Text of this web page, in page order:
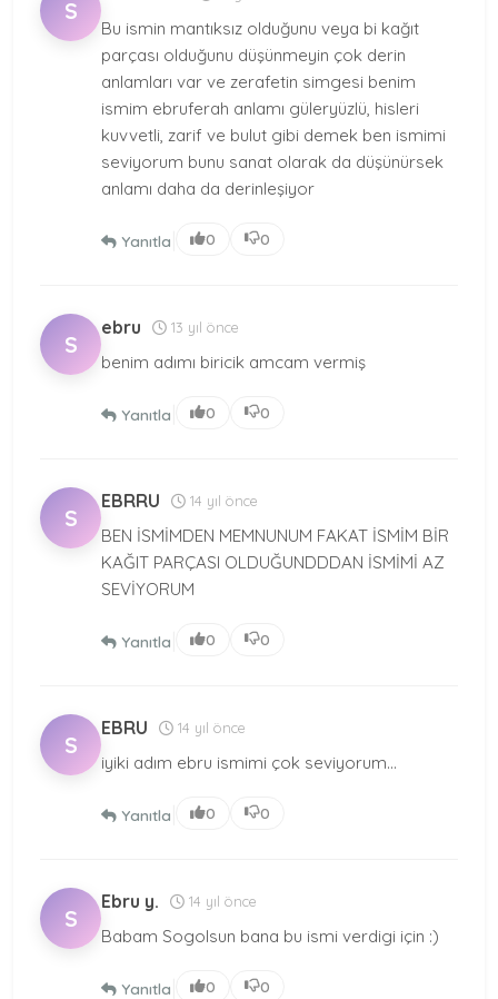
S
Bu ismin mantıksız olduğunu veya bi kağıt
parçası olduğunu düşünmeyin çok derin
anlamları var ve zerafetin simgesi benim
ismim ebruferah anlamı güleryüzlü, hisleri
kuvvetli, zarif ve bulut gibi demek ben ismimi
seviyorum bunu sanat olarak da düşünürsek
anlamı daha da derinleşiyor
Yanıtla 0 0
S
ebru 13 yıl önce
benim adımı biricik amcam vermiş
Yanıtla 0 0
S
EBRRU 14 yıl önce
BEN İSMİMDEN MEMNUNUM FAKAT İSMİM BİR
KAĞIT PARÇASI OLDUĞUNDDDAN İSMİMİ AZ
SEVİYORUM
Yanıtla 0 0
S
EBRU 14 yıl önce
iyiki adım ebru ismimi çok seviyorum...
Yanıtla 0 0
S
Ebru y. 14 yıl önce
Babam Sogolsun bana bu ismi verdigi için :)
Yanıtla 0 0